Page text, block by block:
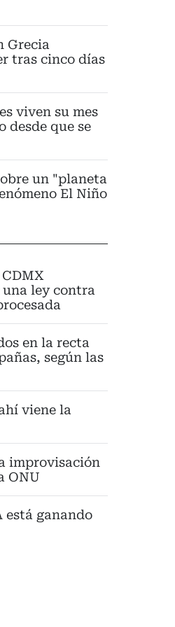
Grecia
tras cinco días
viven su mes
desde que se
un "planeta
El Niño
ley contra
en la recta
según las
viene la
improvisación
ONU
está ganando